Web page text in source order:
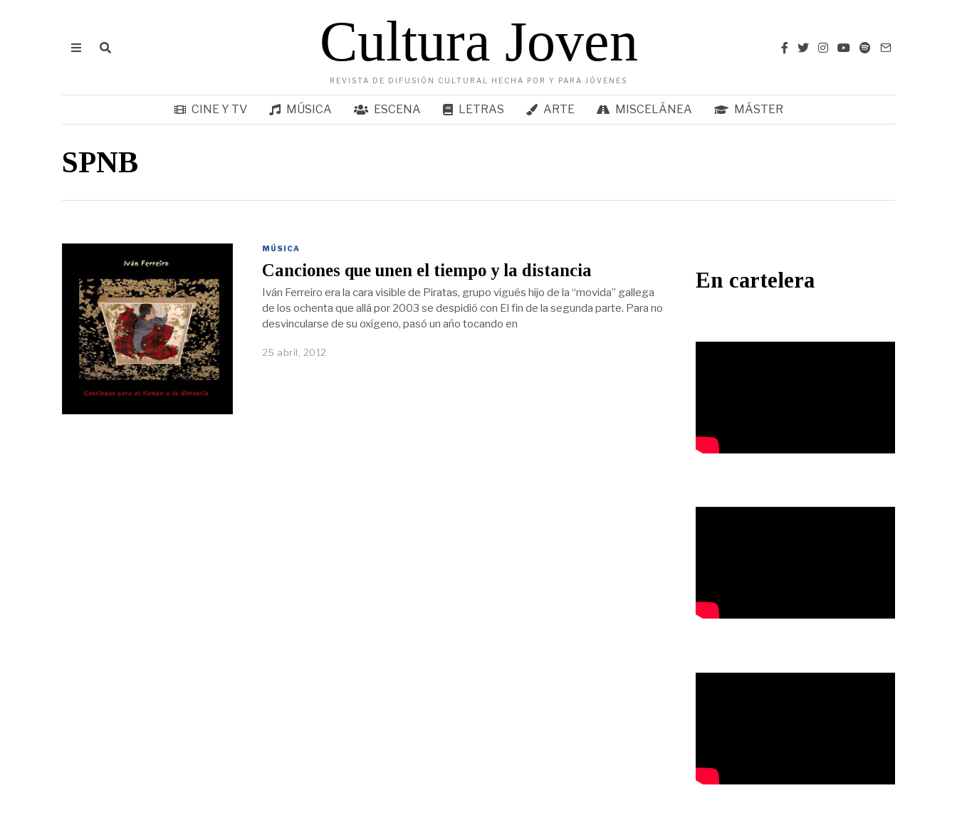
Cultura Joven
REVISTA DE DIFUSIÓN CULTURAL HECHA POR Y PARA JÓVENES
CINE Y TV MÚSICA ESCENA LETRAS ARTE MISCELÁNEA MÁSTER
SPNB
MÚSICA
Canciones que unen el tiempo y la distancia
Iván Ferreiro era la cara visible de Piratas, grupo vigués hijo de la “movida” gallega
de los ochenta que allá por 2003 se despidió con El fin de la segunda parte. Para no
desvincularse de su oxígeno, pasó un año tocando en
25 abril, 2012
En cartelera